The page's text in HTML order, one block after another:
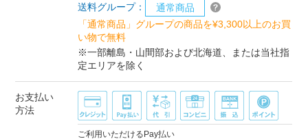
送料グループ：
通常商品
「通常商品」グループの商品を¥3,300以上のお買
い物で無料
※一部離島・山間部および北海道、または当社指
定エリアを除く
お支払い
方法
ご利用いただけるPay払い